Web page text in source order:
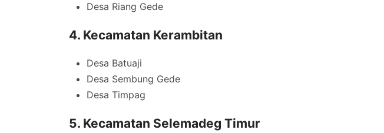
Desa Riang Gede
4. Kecamatan Kerambitan
Desa Batuaji
Desa Sembung Gede
Desa Timpag
5. Kecamatan Selemadeg Timur